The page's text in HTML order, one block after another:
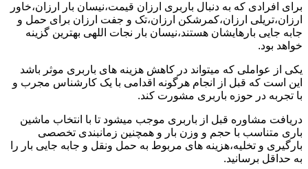
برای افرادی که به دنبال باربری ارزان قیمت،نیسان بار ارزان،خاور
ارزان،تریلی ارزان،کمرشکن ارزان،تک و جفت ارزان برای حمل و
جابه جایی بارهایشان هستند،نیسان بار نجات اللهی بهترین گزینه
خواهد بود.
یکی از عواملی که میتواند در کاهش هزینه های باربری موثر باشد
این است که قبل از انجام هرگونه اقدامی با یک کارشناس مجرب و
با تجربه در حوزه باربری مشورت کند.
دریافت مشاوره قبل از باربری موجب میشود تا با انتخاب ماشین
باری متناسب با حجم و وزن بار و همچنین زمانبندی تخصصی
بارگیری و تخلیه،هزینه های مربوط به حمل ونقل و جابه جایی بار را
به حداقل برسانید.